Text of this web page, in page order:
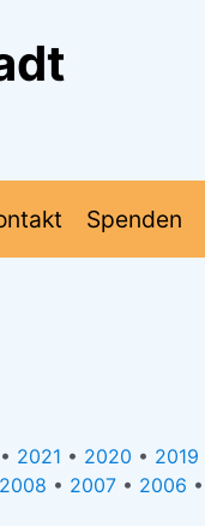
Spenden
• 2021 • 2020 • 2019
2008 • 2007• 2006 •